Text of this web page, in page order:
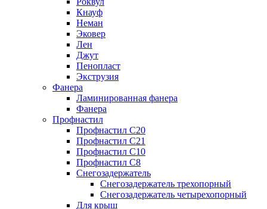
Кнауф
Неман
Эковер
Лен
Джут
Пенопласт
Экструзия
Фанера
Ламинированная фанера
Фанера
Профнастил
Профнастил С20
Профнастил С21
Профнастил С10
Профнастил С8
Снегозадержатель
Снегозадержатель трехопорный
Снегозадержатель четырехопорный
Для крыш